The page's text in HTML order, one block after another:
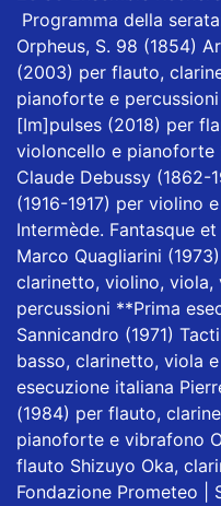
Programma della
Orpheus, S. 98 (1854)
(2003) per flauto,
pianoforte e
[Im]pulses (2018) per
violoncello e pianoforte
Claude Debussy (1862-
(1916-1917) per violino
Intermède. Fantasque
Marco Quagliarini
clarinetto, violino,
percussioni **Prima
Sannicandro (1971)
basso, clarinetto, viola
esecuzione italiana
(1984) per flauto,
pianoforte e vibrafono
flauto Shizuyo Oka,
Fondazione Prometeo |